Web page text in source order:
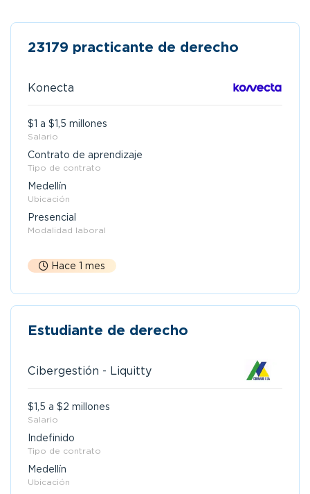
23179 practicante de derecho
Konecta
$1 a $1,5 millones
Salario
Contrato de aprendizaje
Tipo de contrato
Medellín
Ubicación
Presencial
Modalidad laboral
Hace 1 mes
Estudiante de derecho
Cibergestión - Liquitty
$1,5 a $2 millones
Salario
Indefinido
Tipo de contrato
Medellín
Ubicación